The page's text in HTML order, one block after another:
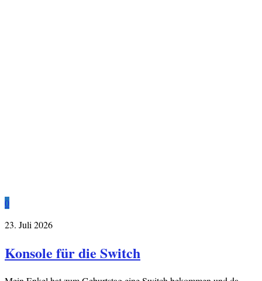
0
23. Juli 2026
Konsole für die Switch